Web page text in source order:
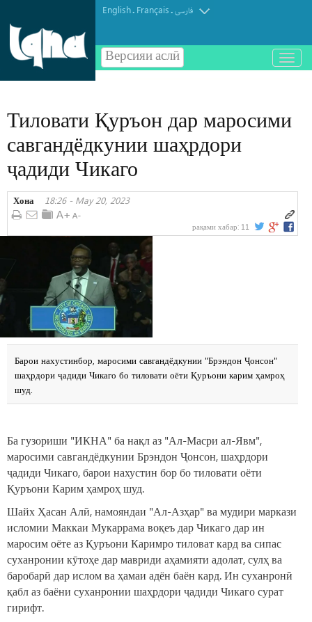
English. Français.فارسی
Версияи аслӣ
باز
و
منو
Тиловати Қуръон дар маросими
савгандёдкунии шаҳрдори
ҷадиди Чикаго
Хона 18:26 - May 20, 2023
рақами хабар: 11
Барои нахустинбор, маросими савгандёдкунии "Брэндон Ҷонсон"
шаҳрдори ҷадиди Чикаго бо тиловати оёти Қуръони карим ҳамроҳ
шуд.
Ба гузориши "ИКНА" ба нақл аз "Ал-Масри ал-Явм",
маросими савгандёдкунии Брэндон Ҷонсон, шаҳрдори
ҷадиди Чикаго, барои нахустин бор бо тиловати оёти
Қуръони Карим ҳамроҳ шуд.
Шайх Ҳасан Алӣ, намояндаи "Ал-Азҳар" ва мудири маркази
исломии Маккаи Мукаррама воқеъ дар Чикаго дар ин
маросим оёте аз Қуръони Каримро тиловат кард ва сипас
суханронии кӯтоҳе дар мавриди аҳамияти адолат, сулҳ ва
баробарӣ дар ислом ва ҳамаи адён баён кард. Ин суханронӣ
қабл аз баёни суханронии шаҳрдори ҷадиди Чикаго сурат
гирифт.